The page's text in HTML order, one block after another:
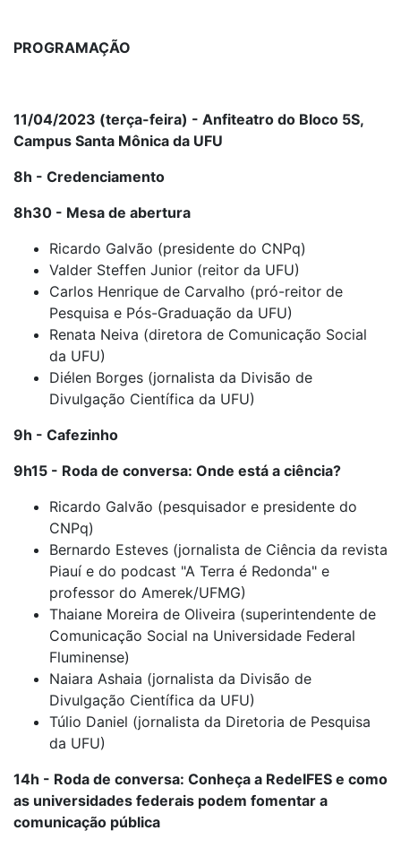
PROGRAMAÇÃO
11/04/2023 (terça-feira) - Anfiteatro do Bloco 5S,
Campus Santa Mônica da UFU
8h - Credenciamento
8h30 - Mesa de abertura
Ricardo Galvão (presidente do CNPq)
Valder Steffen Junior (reitor da UFU)
Carlos Henrique de Carvalho (pró-reitor de
Pesquisa e Pós-Graduação da UFU)
Renata Neiva (diretora de Comunicação Social
da UFU)
Diélen Borges (jornalista da Divisão de
Divulgação Científica da UFU)
9h - Cafezinho
9h15 - Roda de conversa: Onde está a ciência?
Ricardo Galvão (pesquisador e presidente do
CNPq)
Bernardo Esteves (jornalista de Ciência da revista
Piauí e do podcast "A Terra é Redonda" e
professor do Amerek/UFMG)
Thaiane Moreira de Oliveira (superintendente de
Comunicação Social na Universidade Federal
Fluminense)
Naiara Ashaia (jornalista da Divisão de
Divulgação Científica da UFU)
Túlio Daniel (jornalista da Diretoria de Pesquisa
da UFU)
14h - Roda de conversa: Conheça a RedeIFES e como
as universidades federais podem fomentar a
comunicação pública